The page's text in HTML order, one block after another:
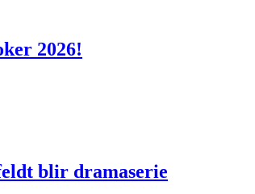
2026!
blir dramaserie